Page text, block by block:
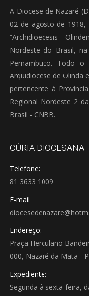
A Diocese de Nazaré
02 de agosto de 1918,
“Archidioecesis
Nordeste do Brasil,
Pernambuco. Todo
Arquidiocese de Olinda
pertencente à
Regional Nordeste 2
Brasil - CNBB.
CÚRIA DIOCESANA
Telefone:
81 3633 1009
E-mail
Endereço:
Praça Herculano
000, Nazaré da Mata -
Expediente:
Segunda à sexta-feira,